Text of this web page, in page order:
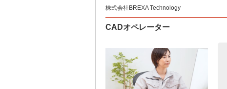
株式会社BREXA Technology
CADオペレーター